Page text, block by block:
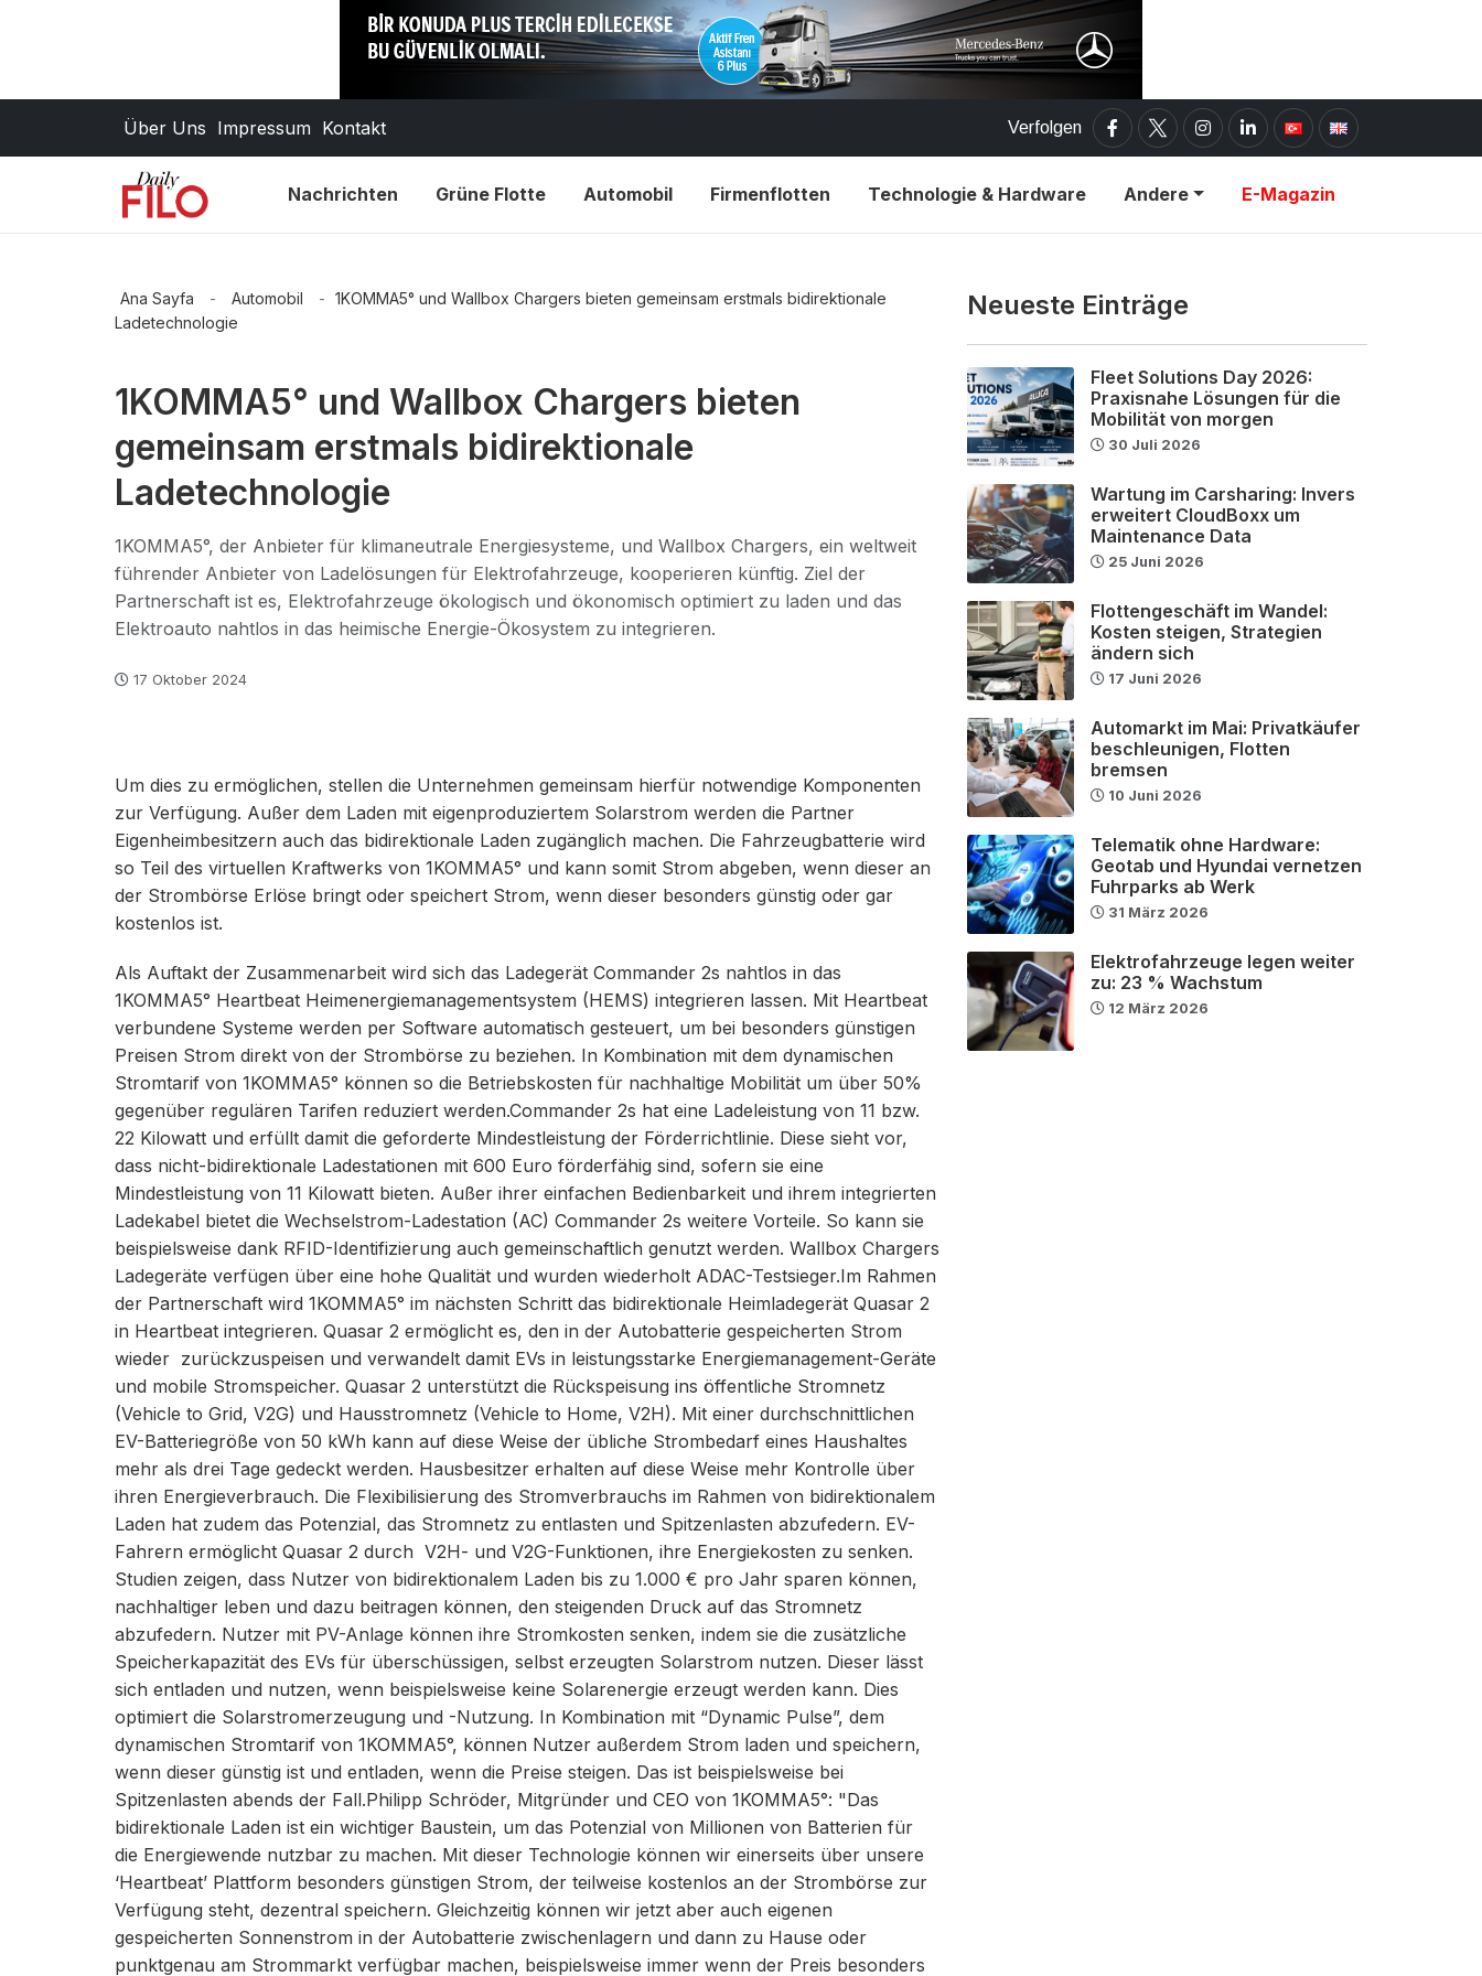
Über Uns Impressum Kontakt Verfolgen
Nachrichten Grüne Flotte Automobil Firmenflotten Technologie & Hardware Andere E-Magazin
Ana Sayfa - Automobil - 1KOMMA5° und Wallbox Chargers bieten gemeinsam erstmals bidirektionale
Ladetechnologie
1KOMMA5° und Wallbox Chargers bieten
gemeinsam erstmals bidirektionale
Ladetechnologie
1KOMMA5°, der Anbieter für klimaneutrale Energiesysteme, und Wallbox Chargers, ein weltweit
führender Anbieter von Ladelösungen für Elektrofahrzeuge, kooperieren künftig. Ziel der
Partnerschaft ist es, Elektrofahrzeuge ökologisch und ökonomisch optimiert zu laden und das
Elektroauto nahtlos in das heimische Energie-Ökosystem zu integrieren.
17 Oktober 2024
Um dies zu ermöglichen, stellen die Unternehmen gemeinsam hierfür notwendige Komponenten
zur Verfügung. Außer dem Laden mit eigenproduziertem Solarstrom werden die Partner
Eigenheimbesitzern auch das bidirektionale Laden zugänglich machen. Die Fahrzeugbatterie wird
so Teil des virtuellen Kraftwerks von 1KOMMA5° und kann somit Strom abgeben, wenn dieser an
der Strombörse Erlöse bringt oder speichert Strom, wenn dieser besonders günstig oder gar
kostenlos ist.
Als Auftakt der Zusammenarbeit wird sich das Ladegerät Commander 2s nahtlos in das
1KOMMA5° Heartbeat Heimenergiemanagementsystem (HEMS) integrieren lassen. Mit Heartbeat
verbundene Systeme werden per Software automatisch gesteuert, um bei besonders günstigen
Preisen Strom direkt von der Strombörse zu beziehen. In Kombination mit dem dynamischen
Stromtarif von 1KOMMA5° können so die Betriebskosten für nachhaltige Mobilität um über 50%
gegenüber regulären Tarifen reduziert werden.Commander 2s hat eine Ladeleistung von 11 bzw.
22 Kilowatt und erfüllt damit die geforderte Mindestleistung der Förderrichtlinie. Diese sieht vor,
dass nicht-bidirektionale Ladestationen mit 600 Euro förderfähig sind, sofern sie eine
Mindestleistung von 11 Kilowatt bieten. Außer ihrer einfachen Bedienbarkeit und ihrem integrierten
Ladekabel bietet die Wechselstrom-Ladestation (AC) Commander 2s weitere Vorteile. So kann sie
beispielsweise dank RFID-Identifizierung auch gemeinschaftlich genutzt werden. Wallbox Chargers
Ladegeräte verfügen über eine hohe Qualität und wurden wiederholt ADAC-Testsieger.Im Rahmen
der Partnerschaft wird 1KOMMA5° im nächsten Schritt das bidirektionale Heimladegerät Quasar 2
in Heartbeat integrieren. Quasar 2 ermöglicht es, den in der Autobatterie gespeicherten Strom
wieder zurückzuspeisen und verwandelt damit EVs in leistungsstarke Energiemanagement-Geräte
und mobile Stromspeicher. Quasar 2 unterstützt die Rückspeisung ins öffentliche Stromnetz
(Vehicle to Grid, V2G) und Hausstromnetz (Vehicle to Home, V2H). Mit einer durchschnittlichen
EV-Batteriegröße von 50 kWh kann auf diese Weise der übliche Strombedarf eines Haushaltes
mehr als drei Tage gedeckt werden. Hausbesitzer erhalten auf diese Weise mehr Kontrolle über
ihren Energieverbrauch. Die Flexibilisierung des Stromverbrauchs im Rahmen von bidirektionalem
Laden hat zudem das Potenzial, das Stromnetz zu entlasten und Spitzenlasten abzufedern. EV-
Fahrern ermöglicht Quasar 2 durch V2H- und V2G-Funktionen, ihre Energiekosten zu senken.
Studien zeigen, dass Nutzer von bidirektionalem Laden bis zu 1.000 € pro Jahr sparen können,
nachhaltiger leben und dazu beitragen können, den steigenden Druck auf das Stromnetz
abzufedern. Nutzer mit PV-Anlage können ihre Stromkosten senken, indem sie die zusätzliche
Speicherkapazität des EVs für überschüssigen, selbst erzeugten Solarstrom nutzen. Dieser lässt
sich entladen und nutzen, wenn beispielsweise keine Solarenergie erzeugt werden kann. Dies
optimiert die Solarstromerzeugung und -Nutzung. In Kombination mit “Dynamic Pulse”, dem
dynamischen Stromtarif von 1KOMMA5°, können Nutzer außerdem Strom laden und speichern,
wenn dieser günstig ist und entladen, wenn die Preise steigen. Das ist beispielsweise bei
Spitzenlasten abends der Fall.Philipp Schröder, Mitgründer und CEO von 1KOMMA5°: "Das
bidirektionale Laden ist ein wichtiger Baustein, um das Potenzial von Millionen von Batterien für
die Energiewende nutzbar zu machen. Mit dieser Technologie können wir einerseits über unsere
‘Heartbeat’ Plattform besonders günstigen Strom, der teilweise kostenlos an der Strombörse zur
Verfügung steht, dezentral speichern. Gleichzeitig können wir jetzt aber auch eigenen
gespeicherten Sonnenstrom in der Autobatterie zwischenlagern und dann zu Hause oder
punktgenau am Strommarkt verfügbar machen, beispielsweise immer wenn der Preis besonders
Neueste Einträge
Fleet Solutions Day 2026:
Praxisnahe Lösungen für die
Mobilität von morgen
30 Juli 2026
Wartung im Carsharing: Invers
erweitert CloudBoxx um
Maintenance Data
25 Juni 2026
Flottengeschäft im Wandel:
Kosten steigen, Strategien
ändern sich
17 Juni 2026
Automarkt im Mai: Privatkäufer
beschleunigen, Flotten
bremsen
10 Juni 2026
Telematik ohne Hardware:
Geotab und Hyundai vernetzen
Fuhrparks ab Werk
31 März 2026
Elektrofahrzeuge legen weiter
zu: 23 % Wachstum
12 März 2026